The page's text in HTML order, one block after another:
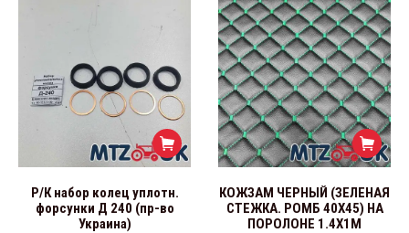
Р/К набор колец уплотн.
форсунки Д 240 (пр-во
Украина)
КОЖЗАМ ЧЕРНЫЙ (ЗЕЛЕНАЯ
СТЕЖКА. РОМБ 40Х45) НА
ПОРОЛОНЕ 1.4Х1М